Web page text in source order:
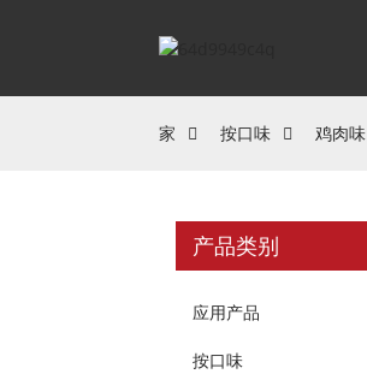
家 按口味 鸡肉味
产品类别
应用产品
按口味